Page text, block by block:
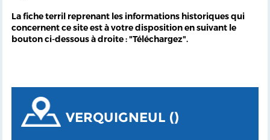
La fiche terril reprenant les informations historiques qui
concernent ce site est à votre disposition en suivant le
bouton ci-dessous à droite : "Téléchargez".
VERQUIGNEUL ()